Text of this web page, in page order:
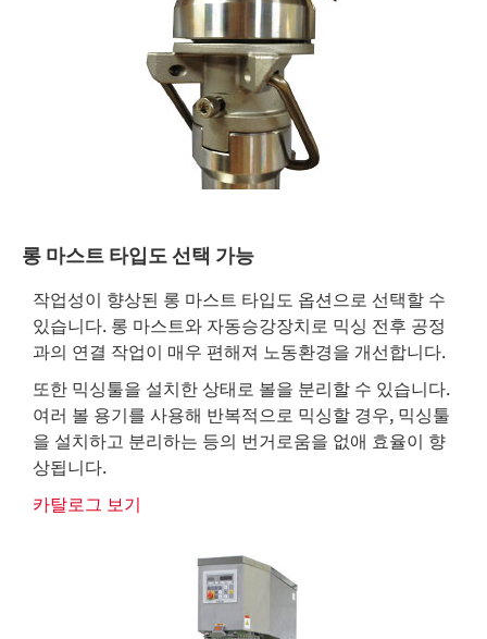
롱 마스트 타입도 선택 가능
작업성이 향상된 롱 마스트 타입도 옵션으로 선택할 수
있습니다. 롱 마스트와 자동승강장치로 믹싱 전후 공정
과의 연결 작업이 매우 편해져 노동환경을 개선합니다.
또한 믹싱툴을 설치한 상태로 볼을 분리할 수 있습니다.
여러 볼 용기를 사용해 반복적으로 믹싱할 경우, 믹싱툴
을 설치하고 분리하는 등의 번거로움을 없애 효율이 향
상됩니다.
카탈로그 보기